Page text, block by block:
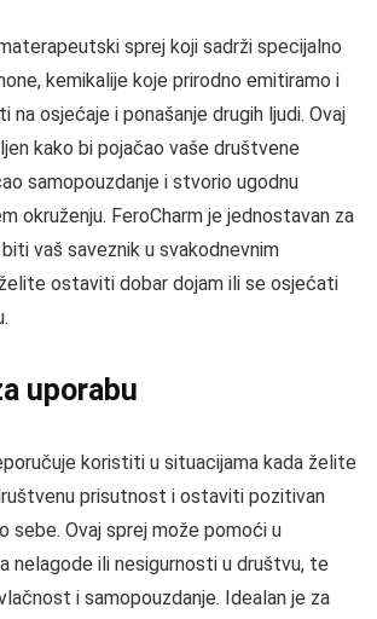
sprej koji sadrži specijalno
kemikalije koje prirodno emitiramo i
na osjećaje i ponašanje drugih ljudi. Ovaj
kako bi pojačao vaše društvene
samopouzdanje i stvorio ugodnu
okruženju. FeroCharm je jednostavan za
vaš saveznik u svakodnevnim
ostaviti dobar dojam ili se osjećati
uporabu
koristiti u situacijama kada želite
prisutnost i ostaviti pozitivan
sebe. Ovaj sprej može pomoći u
nelagode ili nesigurnosti u društvu, te
i samopouzdanje. Idealan je za